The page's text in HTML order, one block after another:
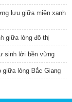
lưu giữa miền xanh
giữa lòng đô thị
sinh lời bền vững
giữa lòng Bắc Giang